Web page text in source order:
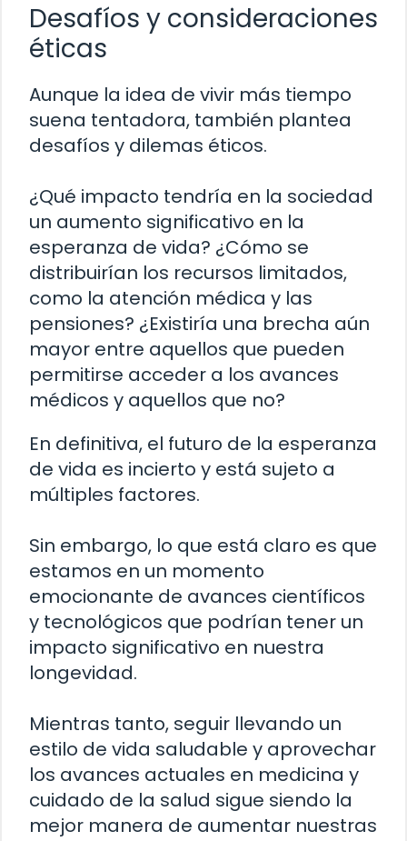
Desafíos y consideraciones
éticas
Aunque la idea de vivir más tiempo
suena tentadora, también plantea
desafíos y dilemas éticos.
¿Qué impacto tendría en la sociedad
un aumento significativo en la
esperanza de vida? ¿Cómo se
distribuirían los recursos limitados,
como la atención médica y las
pensiones? ¿Existiría una brecha aún
mayor entre aquellos que pueden
permitirse acceder a los avances
médicos y aquellos que no?
En definitiva, el futuro de la esperanza
de vida es incierto y está sujeto a
múltiples factores.
Sin embargo, lo que está claro es que
estamos en un momento
emocionante de avances científicos
y tecnológicos que podrían tener un
impacto significativo en nuestra
longevidad.
Mientras tanto, seguir llevando un
estilo de vida saludable y aprovechar
los avances actuales en medicina y
cuidado de la salud sigue siendo la
mejor manera de aumentar nuestras